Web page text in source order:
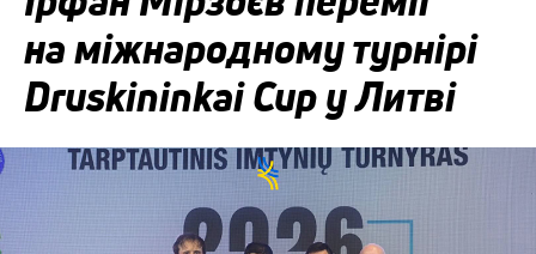
на міжнародному турнірі
Druskininkai Cup у Литві